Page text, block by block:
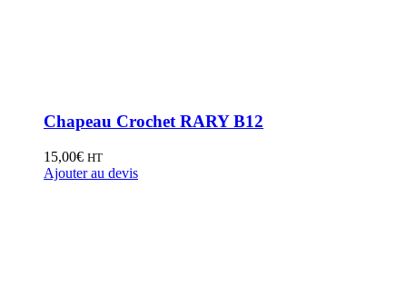
Chapeau Crochet RARY B12
15,00€ HT
Ajouter au devis